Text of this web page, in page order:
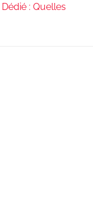
: Quelles